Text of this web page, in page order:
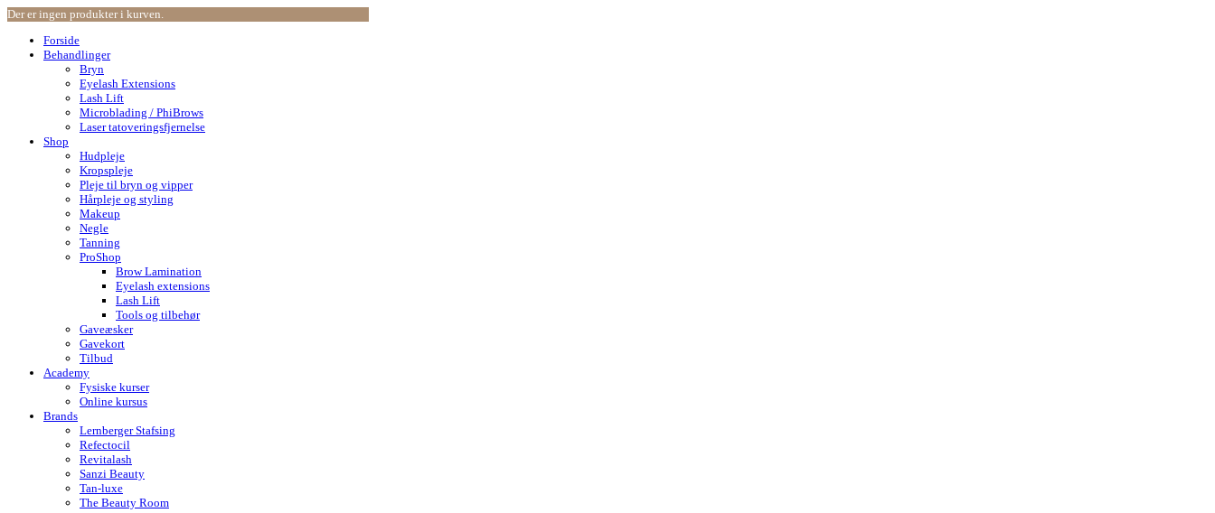
Der er ingen produkter i kurven.
Forside
Behandlinger
Bryn
Eyelash Extensions
Lash Lift
Microblading / PhiBrows
Laser tatoveringsfjernelse
Shop
Hudpleje
Kropspleje
Pleje til bryn og vipper
Hårpleje og styling
Makeup
Negle
Tanning
ProShop
Brow Lamination
Eyelash extensions
Lash Lift
Tools og tilbehør
Gaveæsker
Gavekort
Tilbud
Academy
Fysiske kurser
Online kursus
Brands
Lernberger Stafsing
Refectocil
Revitalash
Sanzi Beauty
Tan-luxe
The Beauty Room